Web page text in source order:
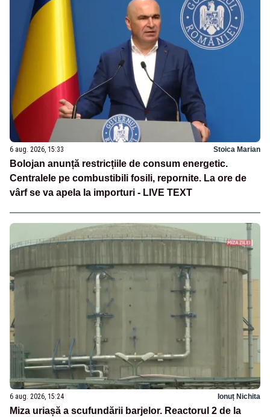
6 aug. 2026, 15:33 Stoica Marian
Bolojan anunță restricțiile de consum energetic.
Centralele pe combustibili fosili, repornite. La ore de
vârf se va apela la importuri - LIVE TEXT
6 aug. 2026, 15:24 Ionuț Nichita
Miza uriașă a scufundării barjelor. Reactorul 2 de la